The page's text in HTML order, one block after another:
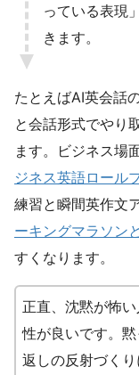
っている表現
きます。
たとえばAI英会話
と会話形式でやり
ます。ビジネス場
ジネス英語ロール
練習と瞬間英作文
ーキングマラソン
すくなります。
正直、沈黙が怖
性が良いです。黙
返しの反射づくり